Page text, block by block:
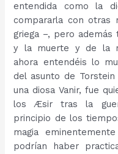
entendida como la
compararla con otras
griega –, pero
y la muerte y de la
ahora entendéis lo
del asunto de
una diosa Vanir, fue
los Æsir tras la
principio de los
magia
podrían haber